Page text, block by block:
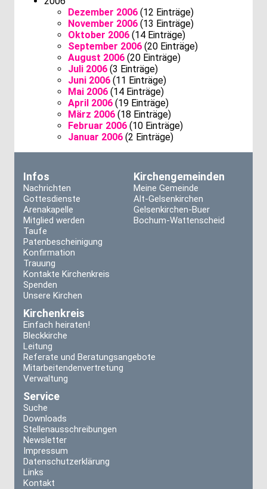
Dezember 2006 (12 Einträge)
November 2006 (13 Einträge)
Oktober 2006 (14 Einträge)
September 2006 (20 Einträge)
August 2006 (20 Einträge)
Juli 2006 (3 Einträge)
Juni 2006 (11 Einträge)
Mai 2006 (14 Einträge)
April 2006 (19 Einträge)
März 2006 (18 Einträge)
Februar 2006 (10 Einträge)
Januar 2006 (2 Einträge)
Infos
Nachrichten
Gottesdienste
Arenakapelle
Mitglied werden
Taufe
Patenbescheinigung
Konfirmation
Trauung
Kontakte Kirchenkreis
Spenden
Unsere Kirchen
Kirchengemeinden
Meine Gemeinde
Alt-Gelsenkirchen
Gelsenkirchen-Buer
Bochum-Wattenscheid
Kirchenkreis
Einfach heiraten!
Bleckkirche
Leitung
Referate und Beratungsangebote
Mitarbeitendenvertretung
Verwaltung
Service
Suche
Downloads
Stellenausschreibungen
Newsletter
Impressum
Datenschutzerklärung
Links
Kontakt